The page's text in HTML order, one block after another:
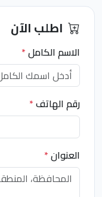
اطلب الآن
الاسم الكامل*
رقم الهاتف*
العنوان*